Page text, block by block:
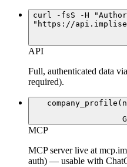
curl -fsS -H
"https://
API
Full, authenticated data
required).
MCP
MCP server live at
auth) — usable with